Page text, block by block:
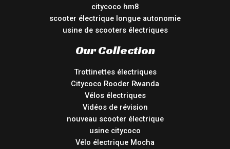
citycoco hm8
scooter électrique longue autonomie
usine de scooters électriques
Our Collection
Trottinettes électriques
Citycoco Rooder Rwanda
Vélos électriques
Vidéos de révision
nouveau scooter électrique
usine citycoco
Vélo électrique Mocha